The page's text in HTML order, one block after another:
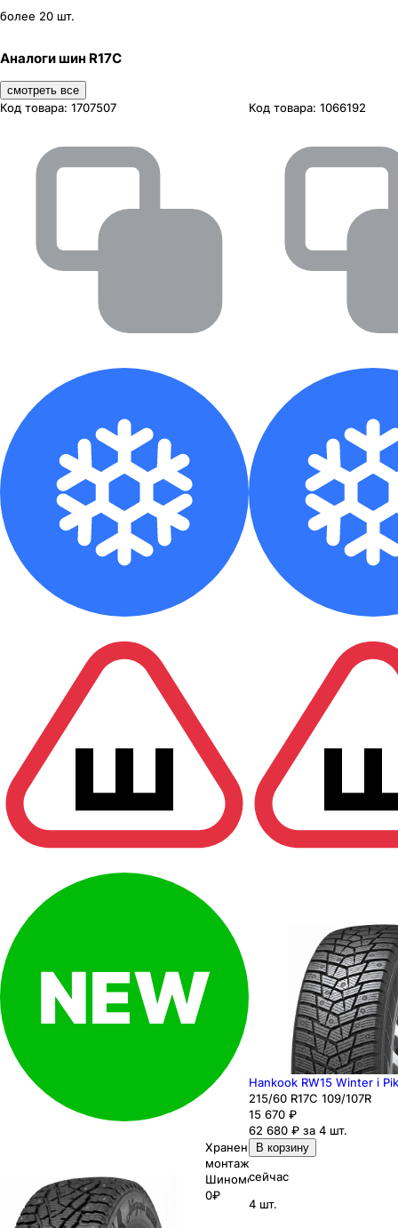
более 20 шт.
Аналоги шин R17C
смотреть все
Код товара: 1707507
Хранение до
монтажа 0₽
Шиномонтаж
0₽
Код товара: 1066192
Hankook RW15 Winter i
215/60 R17C 109/107R
15 670 ₽
62 680 ₽ за 4 шт.
В корзину
сейчас
4 шт.